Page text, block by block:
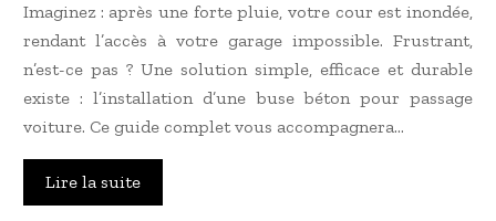
Imaginez : après une forte pluie, votre cour est inondée,
rendant l’accès à votre garage impossible. Frustrant,
n’est-ce pas ? Une solution simple, efficace et durable
existe : l’installation d’une buse béton pour passage
voiture. Ce guide complet vous accompagnera…
Lire la suite